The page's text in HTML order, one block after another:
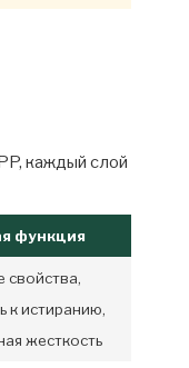
каждый слой
функция
свойства,
к истиранию,
жесткость